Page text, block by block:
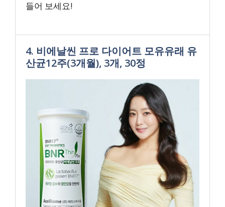
들어 보세요!
4. 비에날씬 프로 다이어트 모유유래 유
산균12주(3개월), 3개, 30정